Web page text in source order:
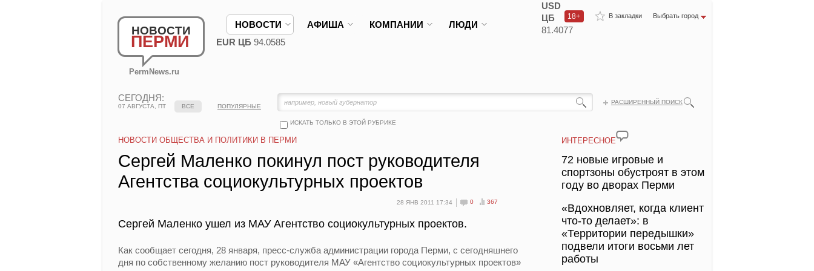
НОВОСТИ
ПЕРМИ
PermNews.ru
В закладки Выбрать город
18+
НОВОСТИ АФИША КОМПАНИИ ЛЮДИ
USD
ЦБ
81.4077
EUR ЦБ 94.0585
СЕГОДНЯ:
07 АВГУСТА, ПТ
РАСШИРЕННЫЙ ПОИСК
ИСКАТЬ ТОЛЬКО В ЭТОЙ РУБРИКЕ
ВСЕ ПОПУЛЯРНЫЕ
НОВОСТИ ОБЩЕСТВА И ПОЛИТИКИ В ПЕРМИ
Сергей Маленко покинул пост руководителя
Агентства социокультурных проектов
28 ЯНВ 2011 17:34 0 367
Сергей Маленко ушел из МАУ Агентство социокультурных проектов.
Как сообщает сегодня, 28 января, пресс-служба администрации города Перми, с сегодняшнего
дня по собственному желанию пост руководителя МАУ «Агентство социокультурных проектов»
ИНТЕРЕСНОЕ
72 новые игровые и
спортзоны обустроят в этом
году во дворах Перми
«Вдохновляет, когда клиент
что-то делает»: в
«Территории передышки»
подвели итоги восьми лет
работы